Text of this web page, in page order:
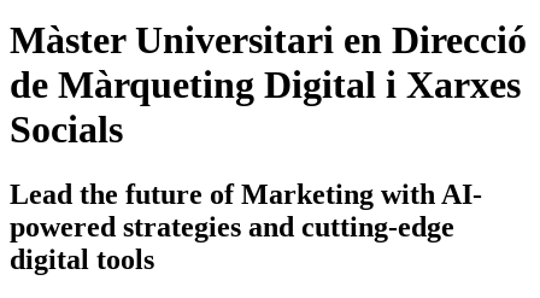
Màster Universitari en Direcció
de Màrqueting Digital i Xarxes
Socials
Lead the future of Marketing with AI-
powered strategies and cutting-edge
digital tools